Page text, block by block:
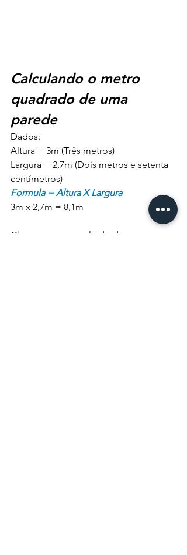
Calculando o metro
quadrado de uma
parede
Dados:
Altura = 3m (Três metros)
Largura = 2,7m (Dois metros e setenta
centímetros)
Formula = Altura X Largura
3m x 2,7m = 8,1m
Chegamos ao resultado de que a